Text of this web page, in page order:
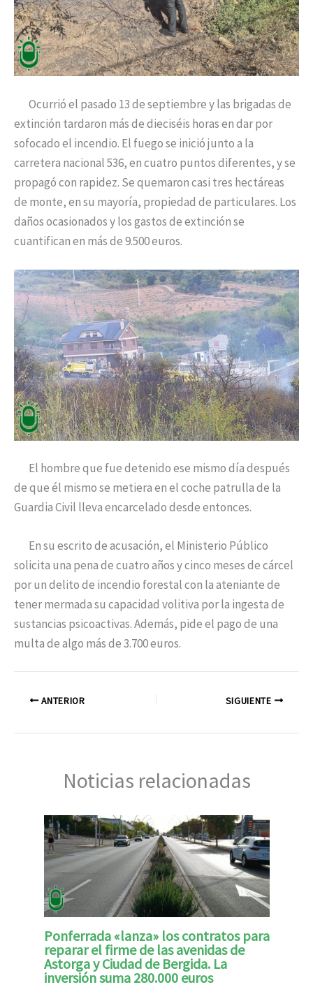
Ocurrió el pasado 13 de septiembre y las brigadas de
extinción tardaron más de dieciséis horas en dar por
sofocado el incendio. El fuego se inició junto a la
carretera nacional 536, en cuatro puntos diferentes, y se
propagó con rapidez. Se quemaron casi tres hectáreas
de monte, en su mayoría, propiedad de particulares. Los
daños ocasionados y los gastos de extinción se
cuantifican en más de 9.500 euros.
El hombre que fue detenido ese mismo día después
de que él mismo se metiera en el coche patrulla de la
Guardia Civil lleva encarcelado desde entonces.
En su escrito de acusación, el Ministerio Público
solicita una pena de cuatro años y cinco meses de cárcel
por un delito de incendio forestal con la ateniante de
tener mermada su capacidad volitiva por la ingesta de
sustancias psicoactivas. Además, pide el pago de una
multa de algo más de 3.700 euros.
ANTERIOR SIGUIENTE
Noticias relacionadas
Ponferrada «lanza» los contratos para
reparar el firme de las avenidas de
Astorga y Ciudad de Bergida. La
inversión suma 280.000 euros